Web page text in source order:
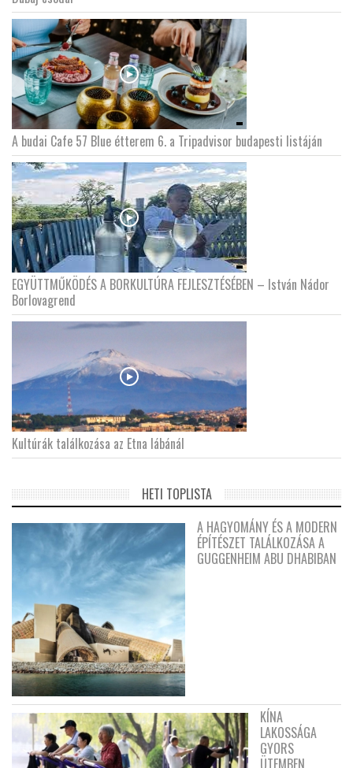
A budai Cafe 57 Blue étterem 6. a Tripadvisor budapesti listáján
EGYÜTTMŰKÖDÉS A BORKULTÚRA FEJLESZTÉSÉBEN – István Nádor
Borlovagrend
Kultúrák találkozása az Etna lábánál
HETI TOPLISTA
A HAGYOMÁNY ÉS A MODERN
ÉPÍTÉSZET TALÁLKOZÁSA A
GUGGENHEIM ABU DHABIBAN
KÍNA
LAKOSSÁGA
GYORS